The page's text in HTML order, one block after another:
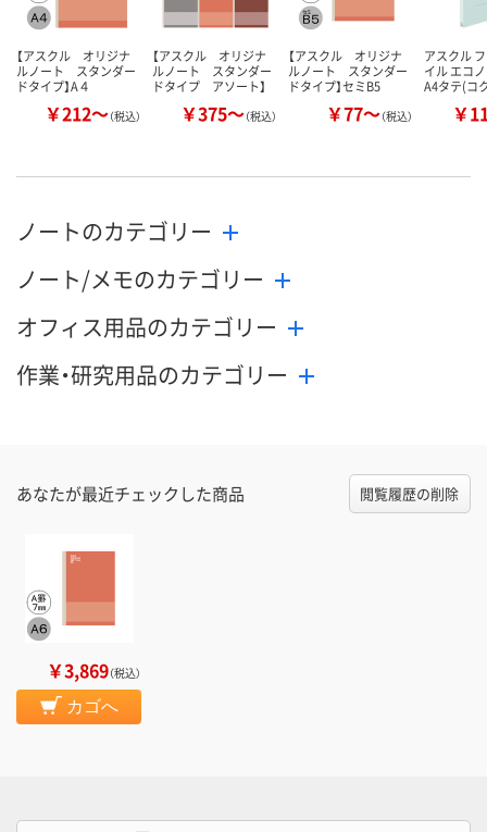
【アスクル オリジナ
ルノート スタンダー
ドタイプ】A４
￥212～（税込）
【アスクル オリジナ
ルノート スタンダー
ドタイプ アソート】
￥375～（税込）
【アスクル オリジナ
ルノート スタンダー
ドタイプ】セミB5
￥77～（税込）
アスクル
イル エコ
A4タテ(コ
￥
ノートのカテゴリー
ノート/メモのカテゴリー
オフィス用品のカテゴリー
作業・研究用品のカテゴリー
あなたが最近チェックした商品 閲覧履歴の削除
￥3,869（税込）
カゴへ